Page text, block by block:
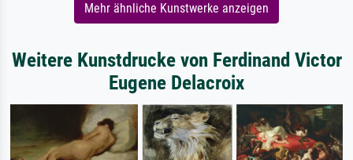
Mehr ähnliche Kunstwerke anzeigen
Weitere Kunstdrucke von Ferdinand Victor
Eugene Delacroix